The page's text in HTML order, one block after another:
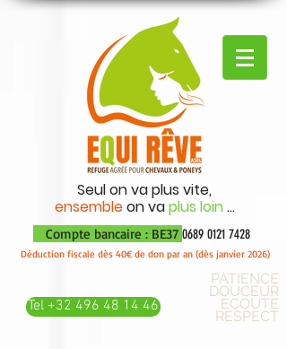
Seul on va plus vite,
ensembleon vaplus loin...
Compte bancaire : BE37 0689 0121 7428
Déduction fiscale dès 40€ de don par an (dès janvier 2026)
PATIENCE
DOUCEUR
ECOUTE
RESPECT
Tel +32 496 48 14 46